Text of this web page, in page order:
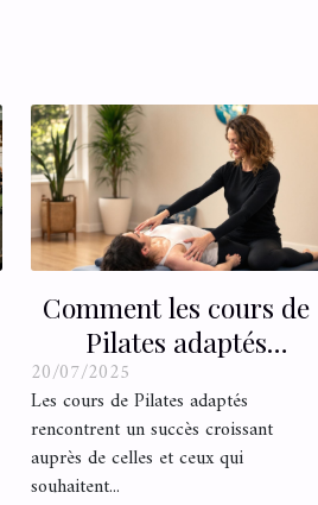
Comment les cours de
Pilates adaptés
améliorent votre bien-
être quotidien ?
20/07/2025
Les cours de Pilates adaptés
rencontrent un succès croissant
auprès de celles et ceux qui
souhaitent...